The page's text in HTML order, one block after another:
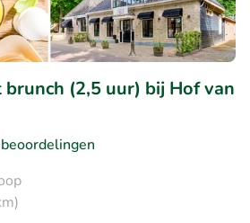
(2,5 uur) bij Hof van